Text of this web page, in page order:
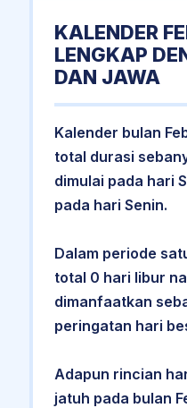
KALENDER
LENGKAP
DAN JAWA
Kalender bulan
total durasi
dimulai pada hari
pada hari Senin.
Dalam periode
total 0 hari libur
dimanfaatkan
peringatan hari
Adapun rincian
jatuh pada bulan